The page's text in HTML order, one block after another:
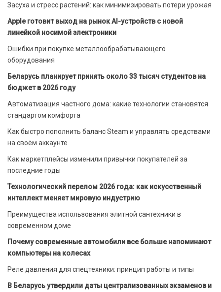
Засуха и стресс растений: как минимизировать потери урожая
Apple готовит выход на рынок AI-устройств с новой
линейкой носимой электроники
Ошибки при покупке металлообрабатывающего
оборудования
Беларусь планирует принять около 33 тысяч студентов на
бюджет в 2026 году
Автоматизация частного дома: какие технологии становятся
стандартом комфорта
Как быстро пополнить баланс Steam и управлять средствами
на своём аккаунте
Как маркетплейсы изменили привычки покупателей за
последние годы
Технологический перелом 2026 года: как искусственный
интеллект меняет мировую индустрию
Преимущества использования элитной сантехники в
современном доме
Почему современные автомобили все больше напоминают
компьютеры на колесах
Реле давления для спецтехники: принцип работы и типы
В Беларусь утвердили даты централизованных экзаменов и